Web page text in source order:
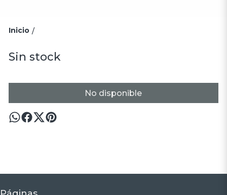
Inicio /
Sin stock
No disponible